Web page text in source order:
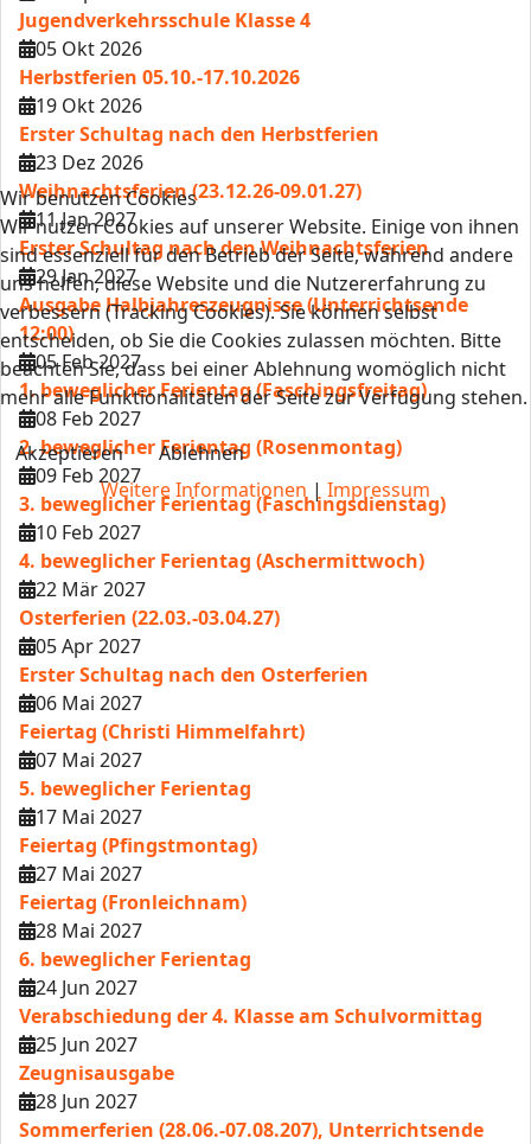
Jugendverkehrsschule Klasse 4
05 Okt 2026
Herbstferien 05.10.-17.10.2026
19 Okt 2026
Erster Schultag nach den Herbstferien
23 Dez 2026
Weihnachtsferien (23.12.26-09.01.27)
11 Jan 2027
Erster Schultag nach den Weihnachtsferien
29 Jan 2027
Ausgabe Halbjahreszeugnisse (Unterrichtsende
12:00)
05 Feb 2027
1. beweglicher Ferientag (Faschingsfreitag)
08 Feb 2027
2. beweglicher Ferientag (Rosenmontag)
09 Feb 2027
3. beweglicher Ferientag (Faschingsdienstag)
10 Feb 2027
4. beweglicher Ferientag (Aschermittwoch)
22 Mär 2027
Osterferien (22.03.-03.04.27)
05 Apr 2027
Erster Schultag nach den Osterferien
06 Mai 2027
Feiertag (Christi Himmelfahrt)
07 Mai 2027
5. beweglicher Ferientag
17 Mai 2027
Feiertag (Pfingstmontag)
27 Mai 2027
Feiertag (Fronleichnam)
28 Mai 2027
6. beweglicher Ferientag
24 Jun 2027
Verabschiedung der 4. Klasse am Schulvormittag
25 Jun 2027
Zeugnisausgabe
28 Jun 2027
Sommerferien (28.06.-07.08.207), Unterrichtsende
Wir benutzen Cookies
Wir nutzen Cookies auf unserer Website. Einige von ihnen
sind essenziell für den Betrieb der Seite, während andere
uns helfen, diese Website und die Nutzererfahrung zu
verbessern (Tracking Cookies). Sie können selbst
entscheiden, ob Sie die Cookies zulassen möchten. Bitte
beachten Sie, dass bei einer Ablehnung womöglich nicht
mehr alle Funktionalitäten der Seite zur Verfügung stehen.
Akzeptieren
Ablehnen
Weitere Informationen | Impressum